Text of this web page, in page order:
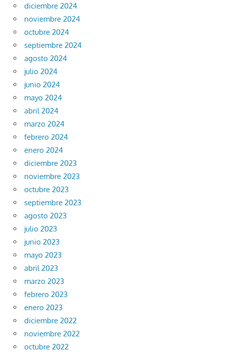
diciembre 2024
noviembre 2024
octubre 2024
septiembre 2024
agosto 2024
julio 2024
junio 2024
mayo 2024
abril 2024
marzo 2024
febrero 2024
enero 2024
diciembre 2023
noviembre 2023
octubre 2023
septiembre 2023
agosto 2023
julio 2023
junio 2023
mayo 2023
abril 2023
marzo 2023
febrero 2023
enero 2023
diciembre 2022
noviembre 2022
octubre 2022